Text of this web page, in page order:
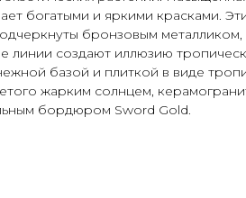
богатыми и яркими красками.
бронзовым металликом,
линии создают иллюзию
базой и плиткой в виде
жарким солнцем,
бордюром Sword Gold.